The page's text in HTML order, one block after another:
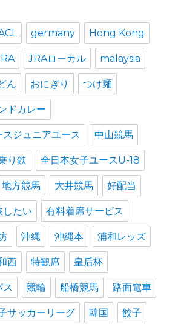
germany Hong Kong
JRAローカル malaysia
ん おにぎり つけ麺
ドカレー
ジュニアユース 中山競馬
り鉄 全日本女子ユースU-18
地方競馬 大井競馬 好配当
したい 有料着席サービス
沖縄 沖縄本 浦和レッズ
西 特観席 皇后杯
ス 競輪 船橋競馬 路面電車
サッカーリーグ 韓国 餃子